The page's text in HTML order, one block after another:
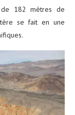
de 182 mètres de
se fait en une